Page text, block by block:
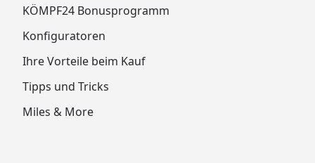
KÖMPF24 Bonusprogramm
Konfiguratoren
Ihre Vorteile beim Kauf
Tipps und Tricks
Miles & More